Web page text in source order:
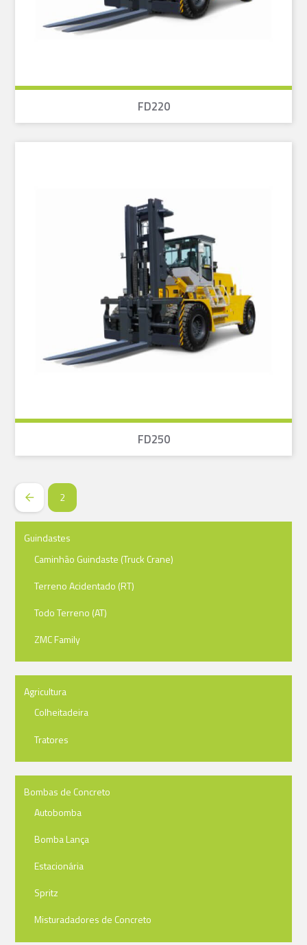
FD220
FD250
Prev 2
Guindastes
Caminhão Guindaste (Truck Crane)
Terreno Acidentado (RT)
Todo Terreno (AT)
ZMC Family
Agricultura
Colheitadeira
Tratores
Bombas de Concreto
Autobomba
Bomba Lança
Estacionária
Spritz
Misturadadores de Concreto